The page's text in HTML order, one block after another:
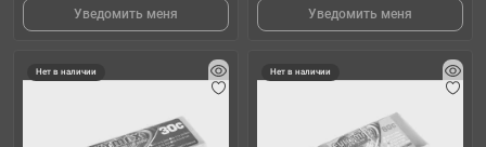
Уведомить меня Уведомить меня
Нет в наличии Нет в наличии